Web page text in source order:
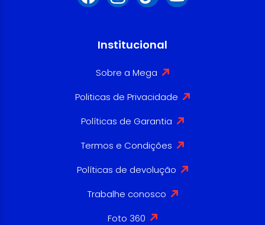
Institucional
Sobre a Mega
Politicas de Privacidade
Políticas de Garantia
Termos e Condições
Políticas de devolução
Trabalhe conosco
Foto 360